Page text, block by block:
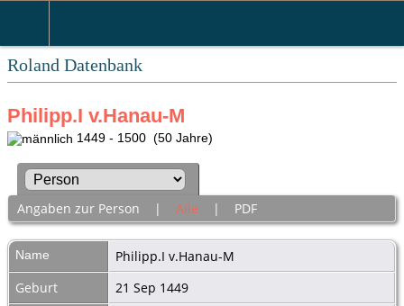
Roland Datenbank
Philipp.I v.Hanau-M
1449 - 1500 (50 Jahre)
Angaben zur Person | Alle | PDF
Name Philipp.I v.Hanau-M
Geburt
21 Sep 1449